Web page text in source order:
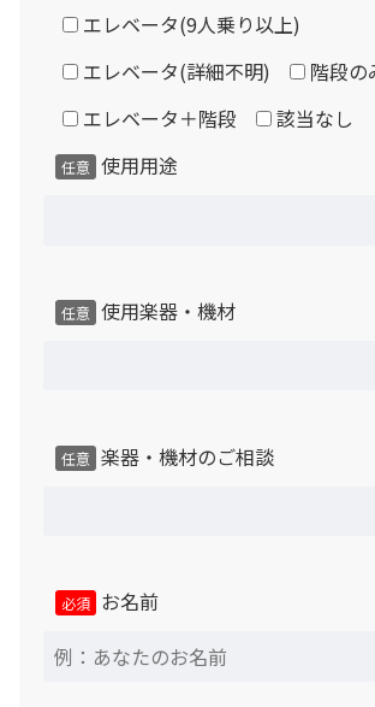
「アビテックスミニ AUK・ANUK」には
扇が付属しますが、故障した場合は現行
遮音性能「Dr値」「D値」は製品発売時
く測定・評価方法により、メーカー実験
製品によっては床の遮音性能が不足する
保証について
対応致します。（中古照明器具 及び
く）
エレベータ(9人乗り以上)
エレベータ(詳細不明)
階段の
エレベータ＋階段
該当なし
任意 使用用途
任意 使用楽器・機材
任意 楽器・機材のご相談
必須 お名前